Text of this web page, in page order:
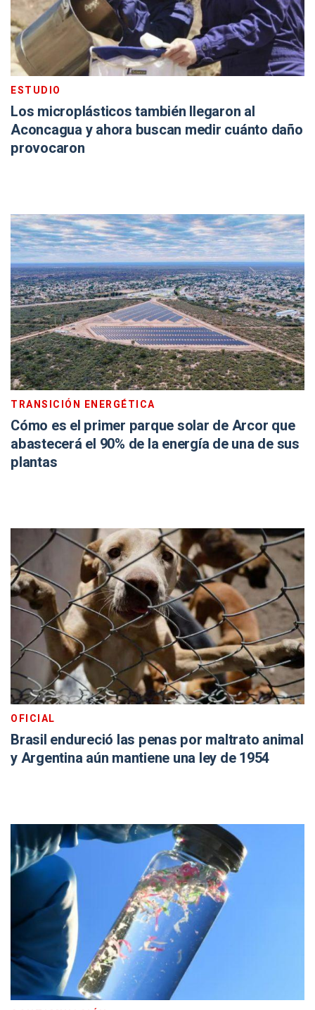
ESTUDIO
Los microplásticos también llegaron al
Aconcagua y ahora buscan medir cuánto daño
provocaron
TRANSICIÓN ENERGÉTICA
Cómo es el primer parque solar de Arcor que
abastecerá el 90% de la energía de una de sus
plantas
OFICIAL
Brasil endureció las penas por maltrato animal
y Argentina aún mantiene una ley de 1954